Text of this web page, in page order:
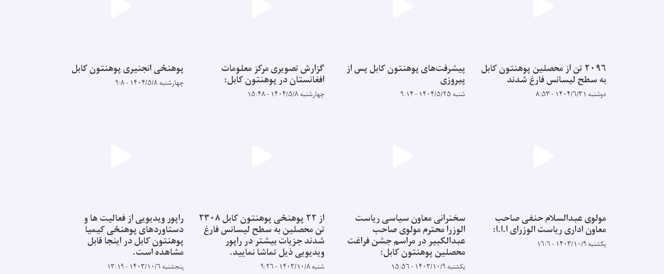
۲۰۹۶ تن از محصلین پوهنتون کابل
به سطح لیسانس فارغ شدند
دوشنبه ۱۴۰۴/۶/۳۱ - ۸:۵۳
پیشرفت‌های پوهنتون کابل پس از
پیروزی
شنبه ۱۴۰۴/۵/۲۵ - ۹:۱۴
گزارش تصویری مرکز معلومات
افغانستان در پوهنتون کابل:
چهارشنبه ۱۴۰۴/۵/۸ - ۱۵:۴۸
پوهنځی انجنیری پوهنتون کابل
چهارشنبه ۱۴۰۴/۵/۸ - ۹:۸
مولوی عبدالسلام حنفی صاحب
معاون اداری ریاست الوزرای ا.ا.ا:
یکشنبه ۱۴۰۳/۱۰/۹ - ۱۶:۶
سخنرانی معاون سیاسی ریاست
الوزرا محترم مولوی صاحب
عبدالکبیر در مراسم جشن فراغت
محصلین پوهنتون کابل:
یکشنبه ۱۴۰۳/۱۰/۹ - ۱۵:۵۶
از ۲۲ پوهنځی پوهنتون کابل ۲۳۰۸
تن محصلین به سطح لیسانس فارغ
شدند جزیات بیشتر در راپور
ویدیویی ذیل تماشا نمایید.
شنبه ۱۴۰۳/۱۰/۸ - ۹:۲۶
راپور ویدیویی از فعالیت ها و
دستاوردهای پوهنځی کیمیا
پوهنتون کابل در اینجا قابل
مشاهده است.
پنجشنبه ۱۴۰۳/۱۰/۶ - ۱۳:۱۹